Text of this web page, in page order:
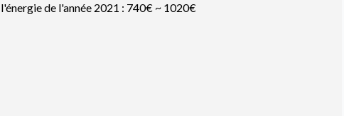
l'énergie de l'année 2021 : 740€ ~ 1020€